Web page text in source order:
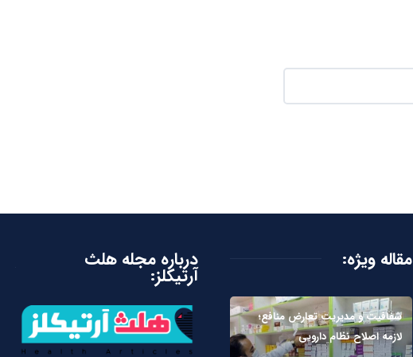
مقاله ویژه:
شفافیت و مدیریت تعارض منافع؛
لازمه اصلاح نظام دارویی
درباره مجله هلث
آرتیکلز: